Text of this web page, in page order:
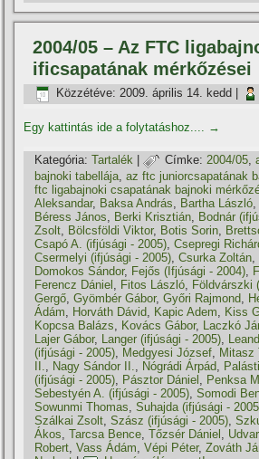
2004/05 – Az FTC
ificsapatának mérkőzései
Közzétéve: 2009. április 14. kedd
Egy kattintás ide a folytatáshoz.... →
Kategória: Tartalék | Címke: 2004/05,
bajnoki tabellája,az ftc juniorcsapatának
ftc ligabajnoki csapatának bajnoki
Aleksandar, Baksa András, Bartha László,
Béress János, Berki Krisztián, Bodnár
Zsolt, Bölcsföldi Viktor, Botis Sorin,
Csapó A. (ifjúsági - 2005),Csepregi
Csermelyi (ifjúsági - 2005),Csurka Zoltán,
Domokos Sándor, Fejős (Ifjúsági - 2004),
Ferencz Dániel , Fitos László, Földvárszki
Gergő,Gyömbér Gábor,Győri Rajmond,
Ádám, Horváth Dávid, Kapic Adem, Kiss
Kopcsa Balázs, Kovács Gábor, Laczkó
Lajer Gábor, Langer (ifjúsági - 2005),
(ifjúsági - 2005), Medgyesi József, Mitasz
II., Nagy Sándor II., Nógrádi Árpád,
(ifjúsági - 2005), Pásztor Dániel , Penksa
Sebestyén A. (ifjúsági - 2005),Somodi
Sowunmi Thomas,Suhajda (ifjúsági -
Szálkai Zsolt,Szász (ifjúsági - 2005),
Ákos,Tarcsa Bence,Tőzsér Dániel ,
Robert,Vass Ádám,Vépi Péter,Zováth